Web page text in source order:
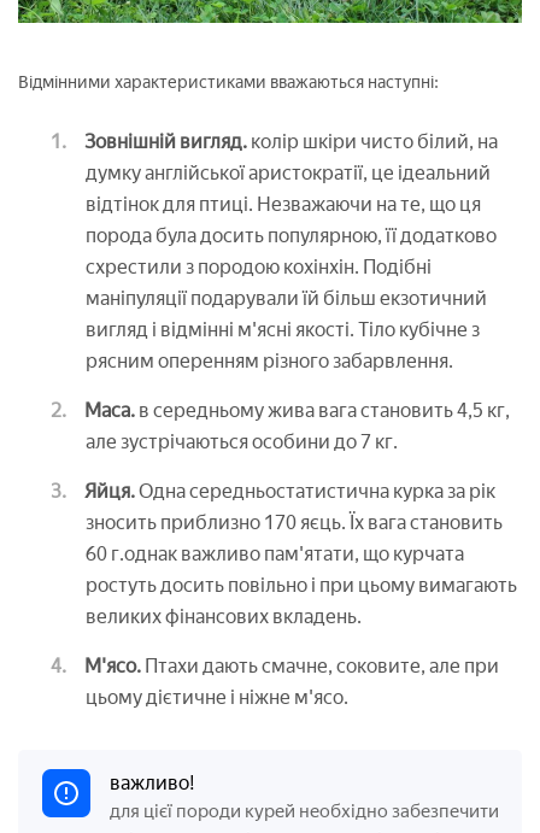
Відмінними характеристиками вважаються наступні:
Зовнішній вигляд. колір шкіри чисто білий, на
думку англійської аристократії, це ідеальний
відтінок для птиці. Незважаючи на те, що ця
порода була досить популярною, її додатково
схрестили з породою кохінхін. Подібні
маніпуляції подарували їй більш екзотичний
вигляд і відмінні м'ясні якості. Тіло кубічне з
рясним оперенням різного забарвлення.
Маса. в середньому жива вага становить 4,5 кг,
але зустрічаються особини до 7 кг.
Яйця.Одна середньостатистична курка за рік
зносить приблизно 170 яєць. Їх вага становить
60 г.однак важливо пам'ятати, що курчата
ростуть досить повільно і при цьому вимагають
великих фінансових вкладень.
М'ясо. Птахи дають смачне, соковите, але при
цьому дієтичне і ніжне м'ясо.
важливо!
для цієї породи курей необхідно забезпечити